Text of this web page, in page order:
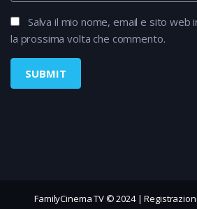
Salva il mio nome, email e sito
la prossima volta che commento.
FamilyCinema TV © 2024 |